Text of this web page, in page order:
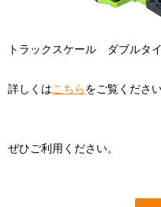
トラックスケール ダブルタ
詳しくはこちらをご覧ください
ぜひご利用ください。